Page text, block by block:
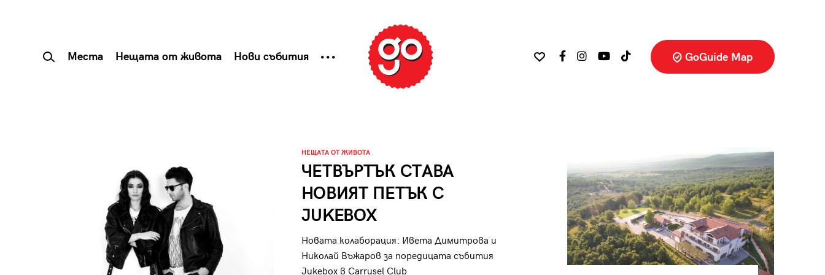
Места Нещата от живота Нови събития GoGuide Map
НЕЩАТА ОТ ЖИВОТА
ЧЕТВЪРТЪК СТАВА
НОВИЯТ ПЕТЪК С
JUKEBOX
Новата колаборация: Ивета Димитрова и
Николай Въжаров за поредицата събития
Jukebox в Carrusel Club